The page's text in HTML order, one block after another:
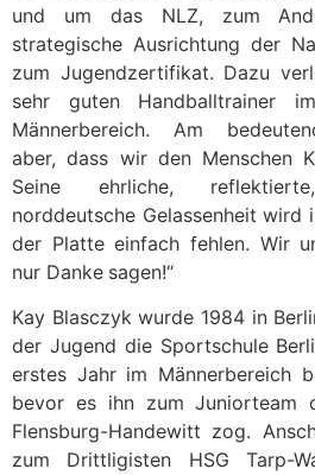
und um das NLZ, zum
strategische Ausrichtung der
zum Jugendzertifikat. Dazu
sehr guten Handballtrainer
Männerbereich. Am
aber, dass wir den Menschen
Seine ehrliche,
norddeutsche Gelassenheit wird
der Platte einfach fehlen. Wir
nur Danke sagen!“
Kay Blasczyk wurde 1984 in
der Jugend die Sportschule
erstes Jahr im Männerbereich
bevor es ihn zum Juniorteam
Flensburg-Handewitt zog.
zum Drittligisten HSG Tarp-